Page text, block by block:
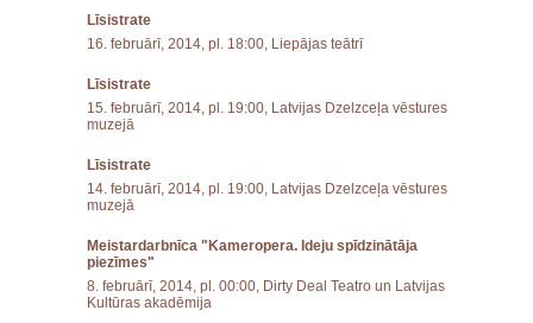
Līsistrate
16. februārī, 2014, pl. 18:00, Liepājas teātrī
Līsistrate
15. februārī, 2014, pl. 19:00, Latvijas Dzelzceļa vēstures
muzejā
Līsistrate
14. februārī, 2014, pl. 19:00, Latvijas Dzelzceļa vēstures
muzejā
Meistardarbnīca "Kameropera. Ideju spīdzinātāja
piezīmes"
8. februārī, 2014, pl. 00:00, Dirty Deal Teatro un Latvijas
Kultūras akadēmija